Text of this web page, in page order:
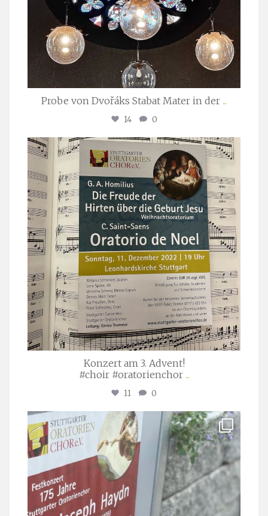
Probe von Dvořáks Stabat Mater in der ...
14 0
stuttgarter_oratorienchor
Nov. 29
Konzert am 3. Advent!
#choir #oratorienchor ...
11 0
stuttgarter_oratorienchor
Juli 23